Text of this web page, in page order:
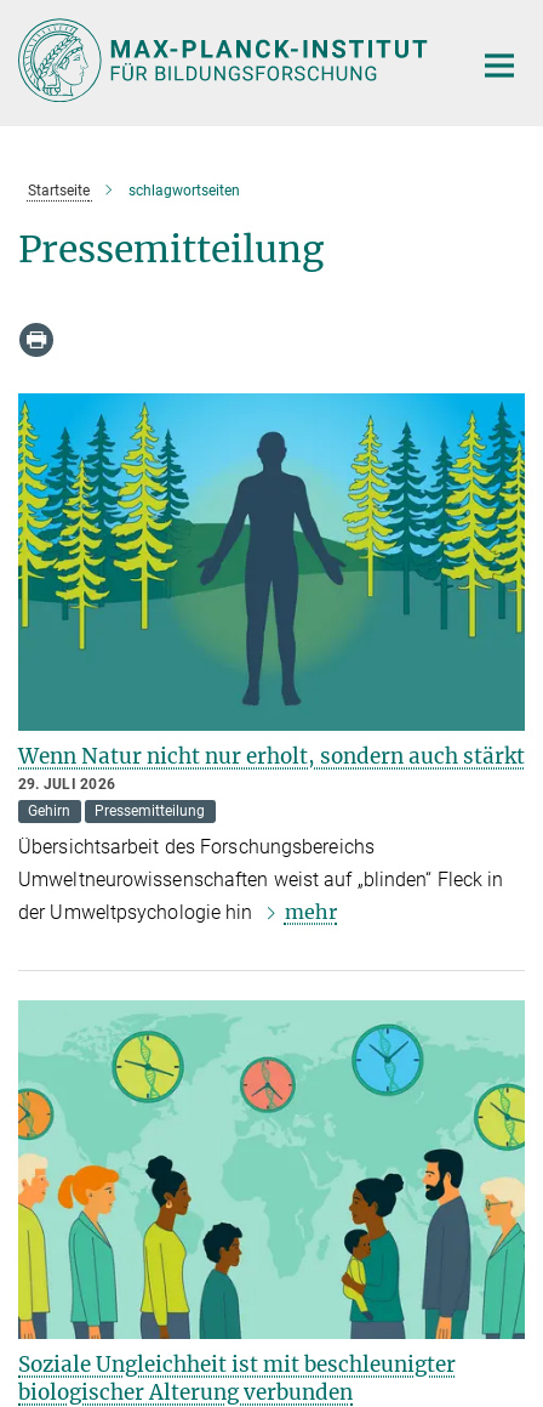
Hauptinhalt
Startseite schlagwortseiten
Pressemitteilung
Wenn Natur nicht nur erholt, sondern auch stärkt
29. JULI 2026
Gehirn
Pressemitteilung
Übersichtsarbeit des Forschungsbereichs
Umweltneurowissenschaften weist auf „blinden“ Fleck in
der Umweltpsychologie hin
mehr
Soziale Ungleichheit ist mit beschleunigter
biologischer Alterung verbunden